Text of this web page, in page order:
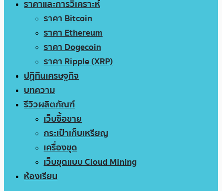
ราคาและการวิเคราะห์
ราคา Bitcoin
ราคา Ethereum
ราคา Dogecoin
ราคา Ripple (XRP)
ปฏิทินเศรษฐกิจ
บทความ
รีวิวผลิตภัณฑ์
เว็บซื้อขาย
กระเป๋าเก็บเหรียญ
เครื่องขุด
เว็บขุดแบบ Cloud Mining
ห้องเรียน